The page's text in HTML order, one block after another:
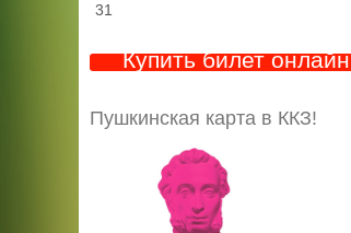
31
Купить билет онлайн
Пушкинская карта в ККЗ!